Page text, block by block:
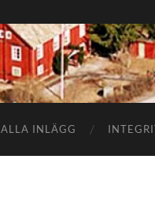
ALLA INLÄGG